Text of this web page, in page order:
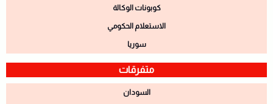
كوبونات الوكالة
الاستعلام الحكومي
سوريا
متفرقات
السودان